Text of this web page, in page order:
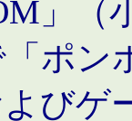
」（
ポン
びゲ